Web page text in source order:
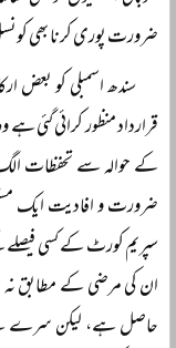
ضرورت پوری کرنا بھی
سندھ اسمبلی کو
قرارداد منظور کرائی گئی
کے حوالہ سے تحفظات
ضرورت و افادیت ایک
سپریم کورٹ کے کسی فیصلے
ان کی مرضی کے مطابق نہ
حاصل ہے، لیکن سرے